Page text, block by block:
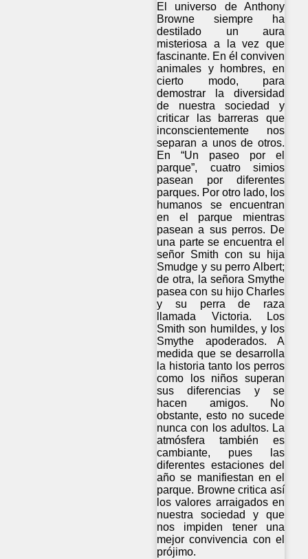
El universo de Anthony
Browne siempre ha
destilado un aura
misteriosa a la vez que
fascinante. En él conviven
animales y hombres, en
cierto modo, para
demostrar la diversidad
de nuestra sociedad y
criticar las barreras que
inconscientemente nos
separan a unos de otros.
En “Un paseo por el
parque”, cuatro simios
pasean por diferentes
parques. Por otro lado, los
humanos se encuentran
en el parque mientras
pasean a sus perros. De
una parte se encuentra el
señor Smith con su hija
Smudge y su perro Albert;
de otra, la señora Smythe
pasea con su hijo Charles
y su perra de raza
llamada Victoria. Los
Smith son humildes, y los
Smythe apoderados. A
medida que se desarrolla
la historia tanto los perros
como los niños superan
sus diferencias y se
hacen amigos. No
obstante, esto no sucede
nunca con los adultos. La
atmósfera también es
cambiante, pues las
diferentes estaciones del
año se manifiestan en el
parque. Browne critica así
los valores arraigados en
nuestra sociedad y que
nos impiden tener una
mejor convivencia con el
prójimo.